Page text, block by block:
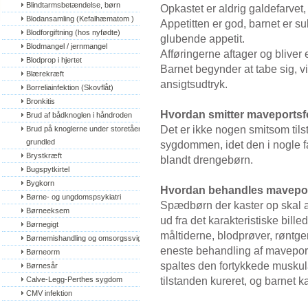
Blindtarmsbetændelse, børn
Blodansamling (Kefalhæmatom )
Blodforgiftning (hos nyfødte)
Blodmangel / jernmangel
Blodprop i hjertet
Blærekræft
Borreliainfektion (Skovflåt)
Bronkitis
Brud af bådknoglen i håndroden
Brud på knoglerne under storetåens
grundled
Brystkræft
Bugspytkirtel
Bygkorn
Børne- og ungdomspsykiatri
Børneeksem
Børnegigt
Børnemishandling og omsorgssvigt
Børneorm
Børnesår
Calve-Legg-Perthes sygdom
CMV infektion
Opkastet er aldrig
Appetitten er god, barnet er
glubende appetit.
Afføringerne aftager og bliver
Barnet begynder at tabe sig,
ansigtsudtryk.
Hvordan smitter
Det er ikke nogen smitsom
sygdommen, idet den i nogle
blandt drengebørn.
Hvordan behandles
Spædbørn der kaster op skal
ud fra det karakteristiske
måltiderne, blodprøver,
eneste behandling af
spaltes den fortykkede
tilstanden kureret, og barnet